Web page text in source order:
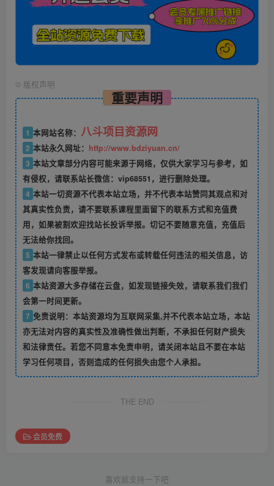
© 版权声明
重要声明
1 本网站名称： 八斗项目资源网
2 本站永久网址： http://www.bdziyuan.cn/
3 本站文章部分内容可能来源于网络，仅供大家学习与参考，如
有侵权，请联系站长微信：vip68551，进行删除处理。
4 本站一切资源不代表本站立场，并不代表本站赞同其观点和对
其真实性负责，请不要联系课程里面留下的联系方式和充值费
用，如果被割欢迎找站长投诉举报。切记不要随意充值，充值后
无法给你找回。
5 本站一律禁止以任何方式发布或转载任何违法的相关信息，访
客发现请向客服举报。
6 本站资源大多存储在云盘，如发现链接失效，请联系我们我们
会第一时间更新。
7 免责说明：本站资源均为互联网采集,并不代表本站立场，本站
亦无法对内容的真实性及准确性做出判断，不承担任何财产损失
和法律责任。若您不同意本免责申明，请关闭本站且不要在本站
学习任何项目，否则造成的任何损失由您个人承担。
THE END
会员免费
喜欢就支持一下吧